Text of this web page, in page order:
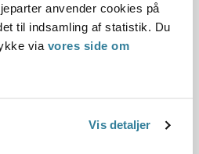
anvender cookies på
til indsamling af statistik. Du
via vores side om
Vis detaljer